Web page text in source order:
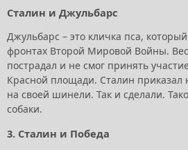
Сталин и Джульбарс
Джульбарс – это кличка пса,
фронтах Второй Мировой Войны.
пострадал и не смог принять
Красной площади. Сталин приказал
на своей шинели. Так и сделали.
собаки.
3. Сталин и Победа